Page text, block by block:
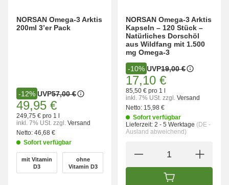
NORSAN Omega-3 Arktis
200ml 3’er Pack
-12% UVP57,00 €
49,95 €
249,75 € pro 1 l
inkl. 7% USt. zzgl. Versand
Netto: 46,68 €
Sofort verfügbar
wählen
mit Vitamin
D3mit Vitamin D3
ohne
Vitamin D3ohne Vitamin D3
NORSAN Omega-3 Arktis
Kapseln – 120 Stück –
Natürliches Dorschöl
aus Wildfang mit 1.500
mg Omega-3
-10% UVP19,00 €
17,10 €
85,50 € pro 1 l
inkl. 7% USt. zzgl. Versand
Netto: 15,98 €
Sofort verfügbar
Lieferzeit: 2 - 5 Werktage (DE -
Ausland abweichend)
IN DEN